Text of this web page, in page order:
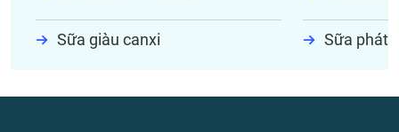
Sữa giàu canxi Sữa phát